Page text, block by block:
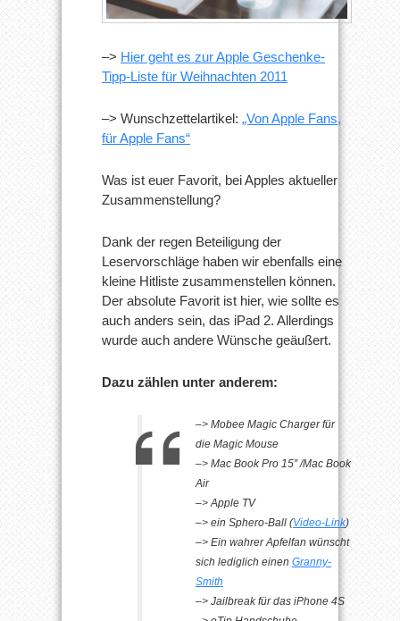
–> Hier geht es zur Apple Geschenke-
Tipp-Liste für Weihnachten 2011
–> Wunschzettelartikel: „Von Apple Fans,
für Apple Fans“
Was ist euer Favorit, bei Apples aktueller
Zusammenstellung?
Dank der regen Beteiligung der
Leservorschläge haben wir ebenfalls eine
kleine Hitliste zusammenstellen können.
Der absolute Favorit ist hier, wie sollte es
auch anders sein, das iPad 2. Allerdings
wurde auch andere Wünsche geäußert.
Dazu zählen unter anderem:
–> Mobee Magic Charger für
die Magic Mouse
–> Mac Book Pro 15″ /Mac Book
Air
–> Apple TV
–> ein Sphero-Ball (Video-Link)
–> Ein wahrer Apfelfan wünscht
sich lediglich einen Granny-
Smith
–> Jailbreak für das iPhone 4S